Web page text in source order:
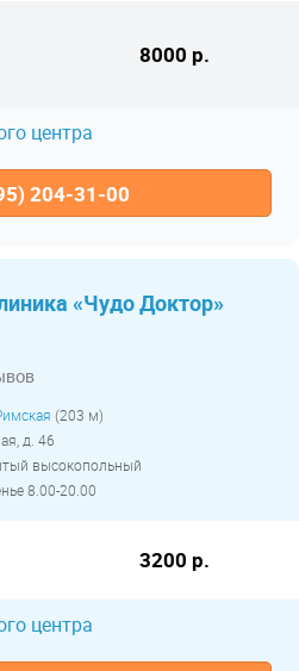
8000 р.
центра
204-31-00
«Чудо Доктор»
(203 м)
д. 46
высокопольный
8.00-20.00
3200 р.
центра